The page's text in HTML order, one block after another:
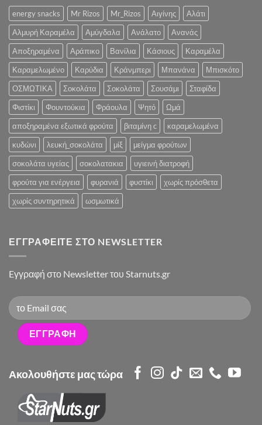
και
την
Ψυχολογία
σας»
:.
energy snacks Mr Rizos Mr_Rizos Αιγίνης
Αλάτι
Αλμυρή Καραμέλα
Αμύγδαλα Ανάλατο
Ανανάς
Αποξηραμένα
Αράπικο Βανίλια Κάσιους
Καραμέλα
Καραμελωμένο
Καρύδια Κράνμπερι Μπανάνα
Μπισκότο
ΟΣΜΩΤΙΚΑ
Σοκολάτα Σοκολάτα Σουσάμι
Σταφίδα
Φιστίκι
Φουντούκια Φράουλα Ψητό
Ωμά
αποξηραμένα εξωτικά φρούτα
βιταμίνη c
καραμελωμένα
κυδώνι
λευκή_σοκολάτα μίξ
μείγμα φρούτων
σοκολάτα υγείας
σοκολατακια
υγιεινή διατροφή
φρούτα για ενέργεια
φυρανιά φυστίκι
χωρίς πρόσθετα
χωρίς συντηρητικά
ωσμωτικά
ΕΓΓΡΑΦΕΊΤΕ ΣΤΟ NEWSLETTER
Eγγραφή στο Newsletter του Starnuts.gr
Ακολουθήστε μας τώρα